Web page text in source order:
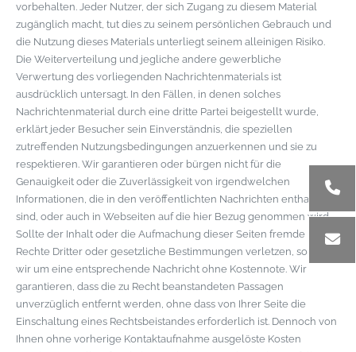
vorbehalten. Jeder Nutzer, der sich Zugang zu diesem Material
zugänglich macht, tut dies zu seinem persönlichen Gebrauch und
die Nutzung dieses Materials unterliegt seinem alleinigen Risiko.
Die Weiterverteilung und jegliche andere gewerbliche
Verwertung des vorliegenden Nachrichtenmaterials ist
ausdrücklich untersagt. In den Fällen, in denen solches
Nachrichtenmaterial durch eine dritte Partei beigestellt wurde,
erklärt jeder Besucher sein Einverständnis, die speziellen
zutreffenden Nutzungsbedingungen anzuerkennen und sie zu
respektieren. Wir garantieren oder bürgen nicht für die
Genauigkeit oder die Zuverlässigkeit von irgendwelchen
Informationen, die in den veröffentlichten Nachrichten enthalten
sind, oder auch in Webseiten auf die hier Bezug genommen wird.
Sollte der Inhalt oder die Aufmachung dieser Seiten fremde
Rechte Dritter oder gesetzliche Bestimmungen verletzen, so bitten
wir um eine entsprechende Nachricht ohne Kostennote. Wir
garantieren, dass die zu Recht beanstandeten Passagen
unverzüglich entfernt werden, ohne dass von Ihrer Seite die
Einschaltung eines Rechtsbeistandes erforderlich ist. Dennoch von
Ihnen ohne vorherige Kontaktaufnahme ausgelöste Kosten